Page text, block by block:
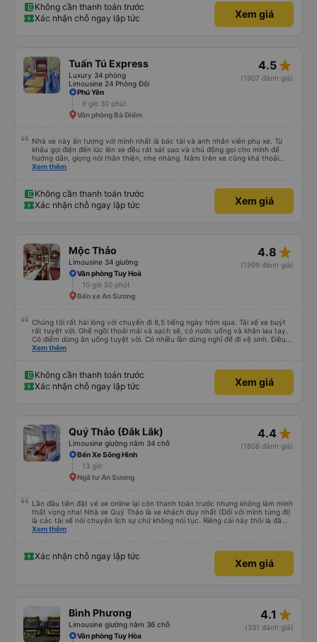
thì chắc chắn quy công ty là nhà xe được yêu thích và lựa chọn số 1 quy
nhơn. rất cảm ơn quý anh chị em cty cũng như chị Thảo đã lắng nghe và
tiếp nhận. " khách hàng thân thiết nhiều năm của nhà xe từ thời sinh viên"
Không cần thanh toán trước
Xác nhận chỗ ngay lập tức
Xem giá
Tuấn Tú Express
Luxury 34 phòng
Limousine 24 Phòng Đôi
4.5 star_rate
(1907 đánh giá)
Phú Yên
9 giờ 30 phút
Văn phòng Bà Điểm
Nhà xe này ấn tượng với mình nhất là bác tài và anh nhân viên phụ xe. Từ
khâu gọi điện đến lúc lên xe đều rát sát sao và chủ động gọi cho mình để
hướng dẫn, giọng nói thân thiện, nhẹ nhàng. Nằm trên xe cũng khá thoải
mái, chăn nệm nước suối đầy đủ. Chuyến xe của mình hầu hết là các cô bác
nhưng các anh hướng dẫn mình xuống ở đây không có ma nào dám chở đâu
( vì đây là địa bàn của thế lực xe ôm ngầm, dân chơi cỏ kẹo ke...) Và thế là
mình được chở xuống Ngã 3 thành , nơi sáng sủa an toàn hơn. Một Chuyến
Xem thêm
Không cần thanh toán trước
Xác nhận chỗ ngay lập tức
Xem giá
Mộc Thảo
Limousine 34 giường
4.8 star_rate
(1999 đánh giá)
Văn phòng Tuy Hoà
10 giờ 50 phút
Bến xe An Sương
Chúng tôi rất hài lòng với chuyến đi 8,5 tiếng ngày hôm qua. Tài xế xe buýt
rất tuyệt vời. Ghế ngồi thoải mái và sạch sẽ, có nước uống và khăn lau tay.
Có điểm dừng ăn uống tuyệt vời. Có nhiều lần dừng nghỉ để đi vệ sinh. Điều
duy nhất tôi muốn đề xuất để cải thiện là cho phép thanh toán bằng thẻ
Xem thêm
Không cần thanh toán trước
Xác nhận chỗ ngay lập tức
Xem giá
Quý Thảo (Đắk Lắk)
Limousine giường nằm 34 chỗ
4.4 star_rate
(1808 đánh giá)
Bến Xe Sông Hinh
13 giờ
Ngã tư An Sương
Lần đầu tiên đặt vé xe online lại còn thanh toán trước nhưng không làm mình
thất vọng nha! Nhà xe Quý Thảo là xe khách duy nhất (Đối với mình từng đi)
là các tài xế nói chuyện lịch sự chứ không nói tục. Riêng cái này thôi là đã
đánh giá 5 sao rồi. Chú tài xế còn uống pepsi rất dễ thương chứ không có
Xem thêm
Xác nhận chỗ ngay lập tức
Xem giá
Bình Phương
Limousine giường nằm 36 chỗ
4.1 star_rate
(331 đánh giá)
Văn phòng Tuy Hòa